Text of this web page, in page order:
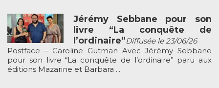
Jérémy Sebbane pour son
livre “La conquête de
l’ordinaire”Diffusée le 23/06/26
Postface – Caroline Gutman Avec Jérémy Sebbane
pour son livre “La conquête de l’ordinaire” paru aux
éditions Mazarine et Barbara ...